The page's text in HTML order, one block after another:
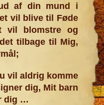
af din mund i
vil blive til Føde
vil blomstre og
tilbage til Mig,
vil aldrig komme
dig, Mit barn
dig …